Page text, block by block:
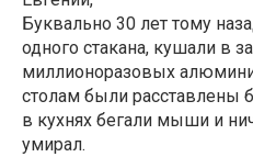
Буквально 30 лет тому
одного стакана, кушали в
миллионоразовых
столам были расставлены
в кухнях бегали мыши и
умирал.